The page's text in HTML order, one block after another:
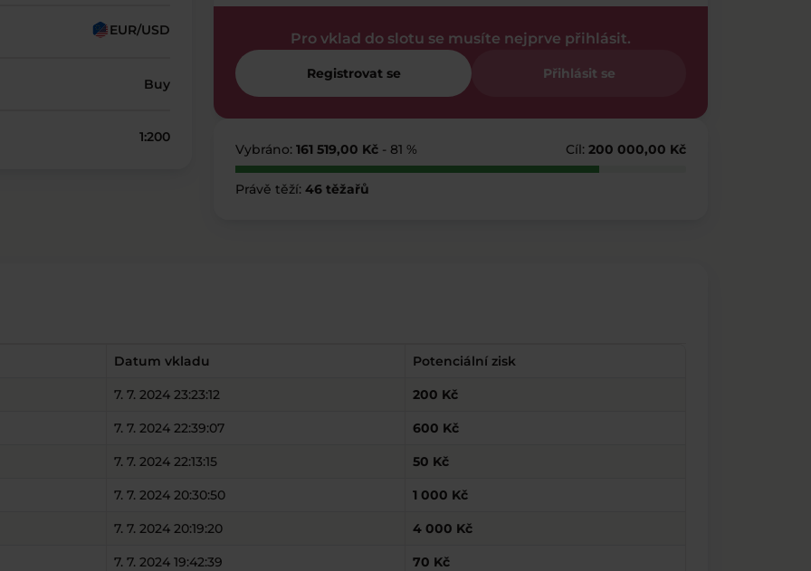
EUR/USD
Buy
1:200
Pro vklad do slotu se musíte nejprve přihlásit.
Registrovat se Přihlásit se
Vybráno: 161 519,00 Kč - 81 % Cíl: 200 000,00 Kč
Právě těží: 46 těžařů
Datum vkladu Potenciální zisk
7. 7. 2024 23:23:12 200 Kč
7. 7. 2024 22:39:07 600 Kč
7. 7. 2024 22:13:15 50 Kč
7. 7. 2024 20:30:50 1 000 Kč
7. 7. 2024 20:19:20 4 000 Kč
7. 7. 2024 19:42:39 70 Kč